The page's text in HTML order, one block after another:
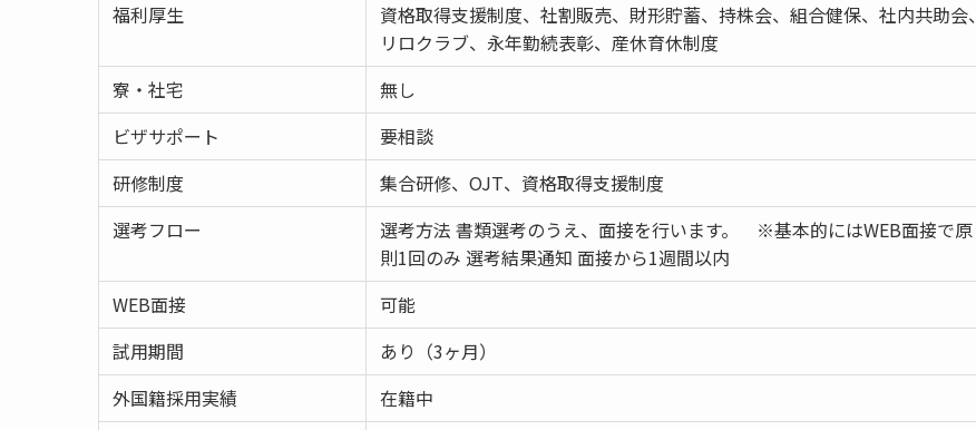
福利厚生
資格取得支援制度、社割販売、財形貯蓄、持株会、組合健保、社内共助会、
リロクラブ、永年勤続表彰、産休育休制度
寮・社宅
無し
ビザサポート
要相談
研修制度
集合研修、OJT、資格取得支援制度
選考フロー
選考方法 書類選考のうえ、面接を行います。 ※基本的にはWEB面接で原
則1回のみ 選考結果通知 面接から1週間以内
WEB面接
可能
試用期間
あり（3ヶ月）
外国籍採用実績
在籍中